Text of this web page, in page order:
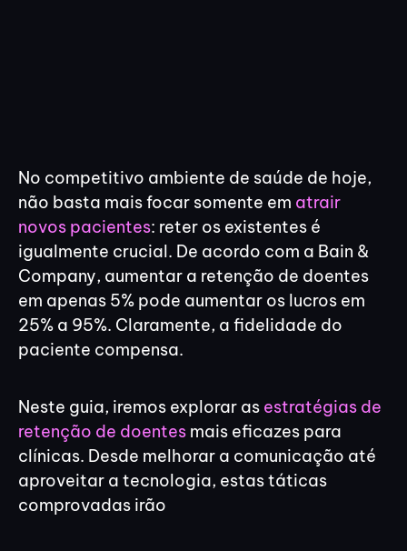
No competitivo ambiente de saúde de hoje,
não basta mais focar somente em atrair
novos pacientes: reter os existentes é
igualmente crucial. De acordo com a Bain &
Company, aumentar a retenção de doentes
em apenas 5% pode aumentar os lucros em
25% a 95%. Claramente, a fidelidade do
paciente compensa.
Neste guia, iremos explorar as estratégias de
retenção de doentes mais eficazes para
clínicas. Desde melhorar a comunicação até
aproveitar a tecnologia, estas táticas
comprovadas irão